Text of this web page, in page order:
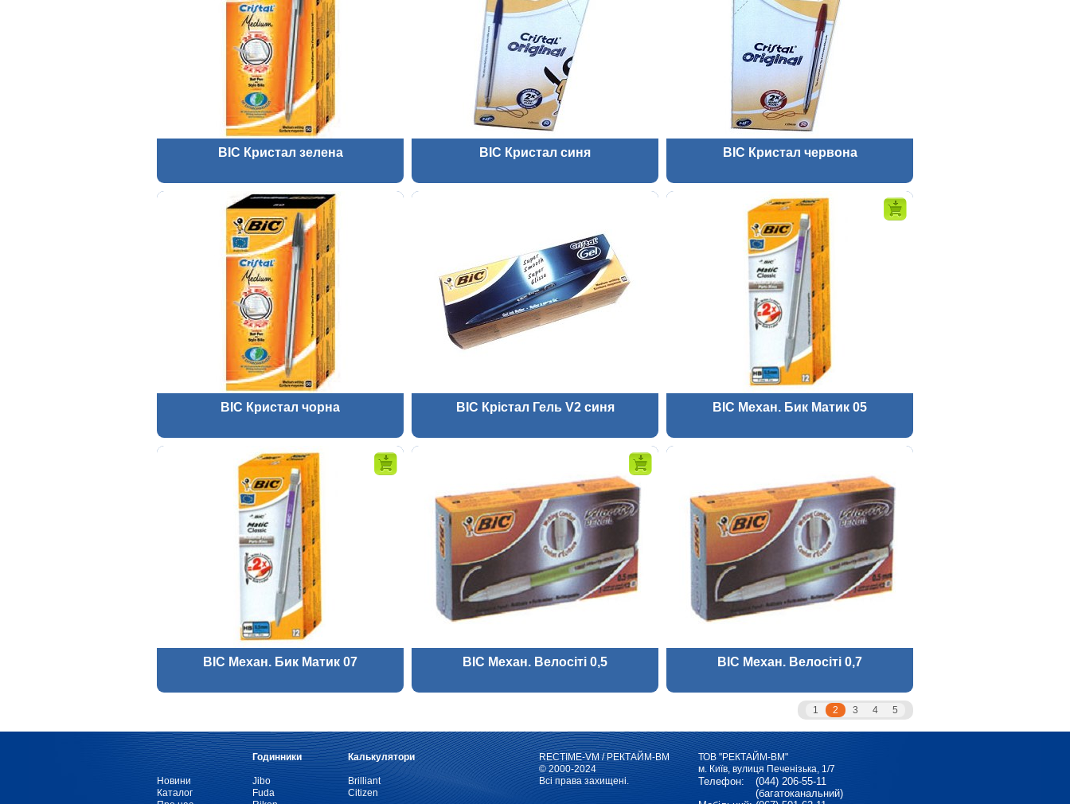
BIC Кристал зелена BIC Кристал синя BIC Кристал червона
BIC Кристал чорна BIC Крістал Гель V2 синя BIC Механ. Бик Матик 05
BIC Механ. Бик Матик 07 BIC Механ. Велосіті 0,5 BIC Механ. Велосіті 0,7
1 2 3 4 5
Новини
Каталог
Годинники
Jibo
Fuda
Калькулятори
Brilliant
Citizen
RECTIME-VM / РЕКТАЙМ-ВМ
© 2000-2024
Всі права захищені.
ТОВ "РЕКТАЙМ-ВМ"
м. Київ, вулиця Печенізька, 1/7
Телефон:
(044) 206-55-11
(багатоканальний)